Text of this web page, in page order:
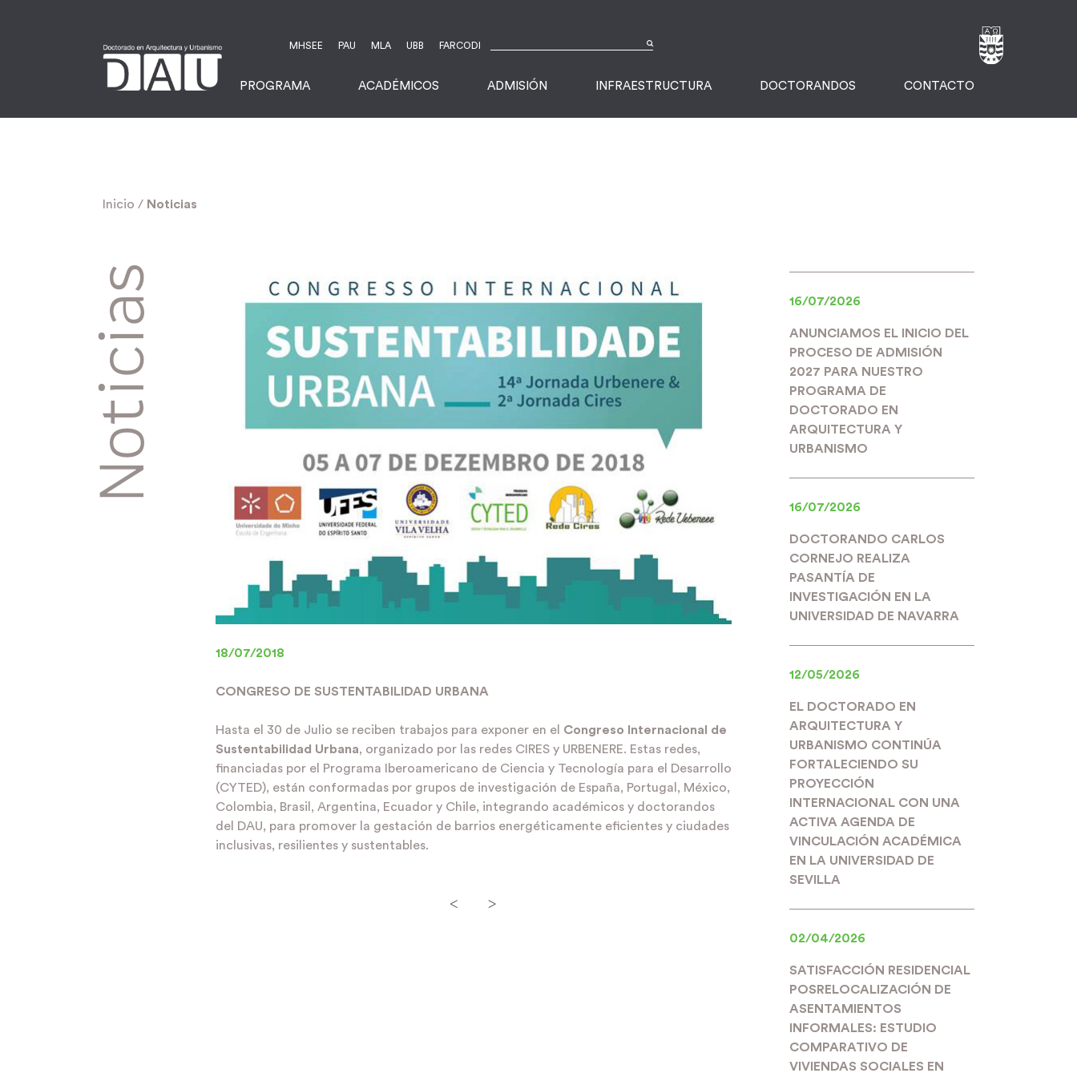
MHSEE PAU MLA UBB FARCODI
PROGRAMA ACADÉMICOS ADMISIÓN INFRAESTRUCTURA DOCTORANDOS CONTACTO
Inicio / Noticias
Noticias
18/07/2018
CONGRESO DE SUSTENTABILIDAD URBANA
Hasta el 30 de Julio se reciben trabajos para exponer en el Congreso Internacional de
Sustentabilidad Urbana, organizado por las redes CIRES y URBENERE. Estas redes,
financiadas por el Programa Iberoamericano de Ciencia y Tecnología para el Desarrollo
(CYTED), están conformadas por grupos de investigación de España, Portugal, México,
Colombia, Brasil, Argentina, Ecuador y Chile, integrando académicos y doctorandos
del DAU, para promover la gestación de barrios energéticamente eficientes y ciudades
inclusivas, resilientes y sustentables.
< >
16/07/2026
ANUNCIAMOS EL INICIO DEL
PROCESO DE ADMISIÓN
2027 PARA NUESTRO
PROGRAMA DE
DOCTORADO EN
ARQUITECTURA Y
URBANISMO
16/07/2026
DOCTORANDO CARLOS
CORNEJO REALIZA
PASANTÍA DE
INVESTIGACIÓN EN LA
UNIVERSIDAD DE NAVARRA
12/05/2026
EL DOCTORADO EN
ARQUITECTURA Y
URBANISMO CONTINÚA
FORTALECIENDO SU
PROYECCIÓN
INTERNACIONAL CON UNA
ACTIVA AGENDA DE
VINCULACIÓN ACADÉMICA
EN LA UNIVERSIDAD DE
SEVILLA
02/04/2026
SATISFACCIÓN RESIDENCIAL
POSRELOCALIZACIÓN DE
ASENTAMIENTOS
INFORMALES: ESTUDIO
COMPARATIVO DE
VIVIENDAS SOCIALES EN